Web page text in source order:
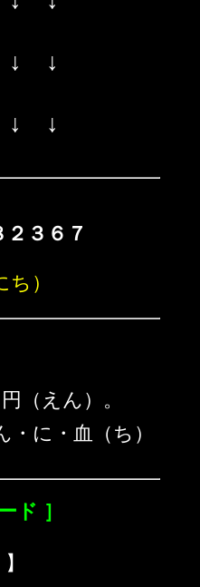
↓
↓
２３６７
）
（えん）。
に・血（ち）
ド ］
】